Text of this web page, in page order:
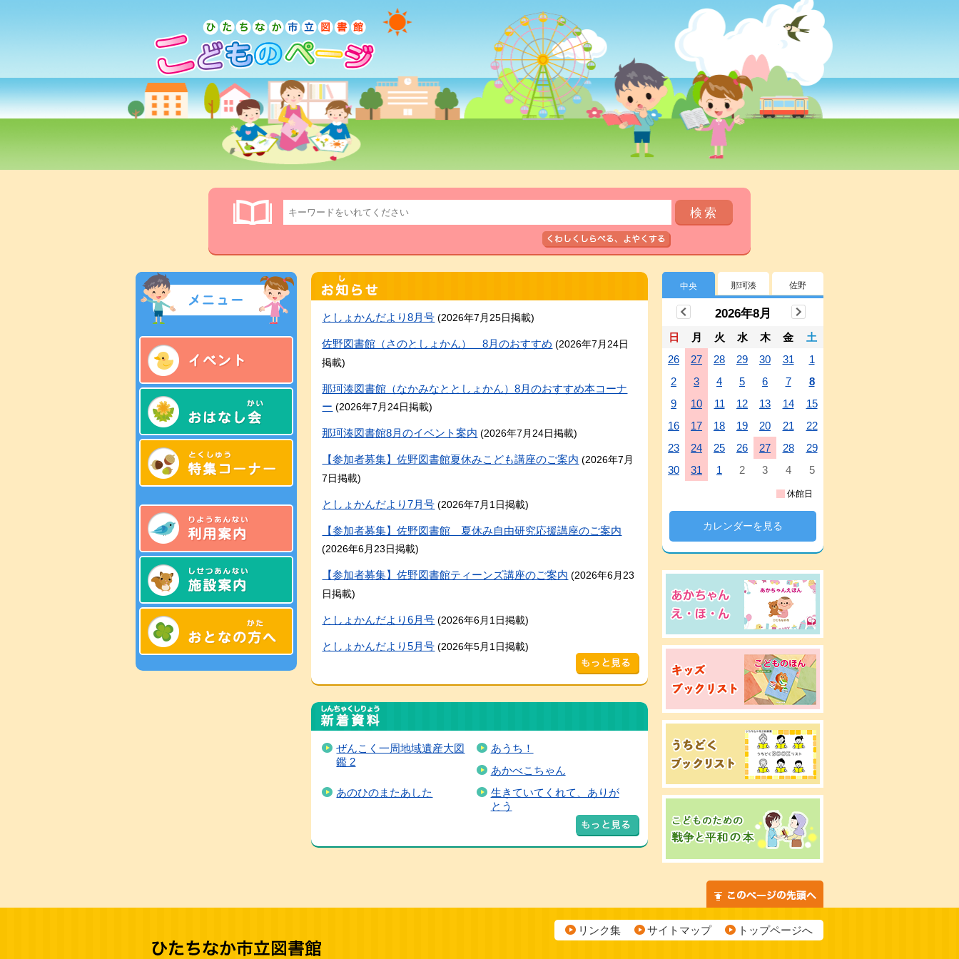
としょかんだより8月号 (2026年7月25日掲載)
佐野図書館（さのとしょかん） 8月のおすすめ (2026年7月24日
掲載)
那珂湊図書館（なかみなととしょかん）8月のおすすめ本コーナ
ー (2026年7月24日掲載)
那珂湊図書館8月のイベント案内 (2026年7月24日掲載)
【参加者募集】佐野図書館夏休みこども講座のご案内 (2026年7月
7日掲載)
としょかんだより7月号 (2026年7月1日掲載)
【参加者募集】佐野図書館 夏休み自由研究応援講座のご案内
(2026年6月23日掲載)
【参加者募集】佐野図書館ティーンズ講座のご案内 (2026年6月23
日掲載)
としょかんだより6月号 (2026年6月1日掲載)
としょかんだより5月号 (2026年5月1日掲載)
ぜんこく一周地域遺産大図
鑑 2
あうち！
あかべこちゃん
あのひのまたあした
生きていてくれて、ありが
とう
中央 那珂湊 佐野
2026年8月
日 月 火 水 木 金
土
26
27 28 29 30 31
1
2
3 4 5 6 7
8
9
10 11 12 13 14
15
16
17 18 19 20 21
22
23
24 25 26 27 28
29
30
31 1 2 3 4 5
休館日
カレンダーを見る
リンク集 サイトマップ トップページへ